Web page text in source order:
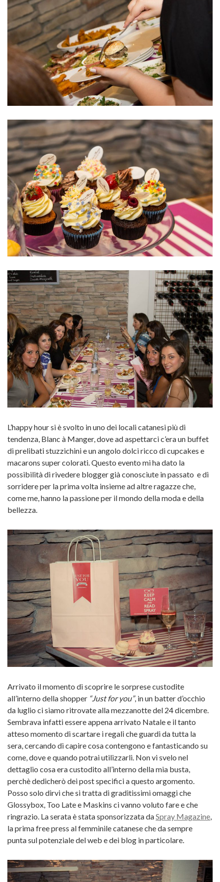
L’happy hour si è svolto in uno dei locali catanesi più di
tendenza, Blanc à Manger, dove ad aspettarci c’era un buffet
di prelibati stuzzichini e un angolo dolci ricco di cupcakes e
macarons super colorati. Questo evento mi ha dato la
possibilità di rivedere blogger già conosciute in passato e di
sorridere per la prima volta insieme ad altre ragazze che,
come me, hanno la passione per il mondo della moda e della
bellezza.
Arrivato il momento di scoprire le sorprese custodite
all’interno della shopper “Just for you”, in un batter d’occhio
da luglio ci siamo ritrovate alla mezzanotte del 24 dicembre.
Sembrava infatti essere appena arrivato Natale e il tanto
atteso momento di scartare i regali che guardi da tutta la
sera, cercando di capire cosa contengono e fantasticando su
come, dove e quando potrai utilizzarli. Non vi svelo nel
dettaglio cosa era custodito all’interno della mia busta,
perchè dedicherò dei post specifici a questo argomento.
Posso solo dirvi che si tratta di graditissimi omaggi che
Glossybox, Too Late e Maskins ci vanno voluto fare e che
ringrazio. La serata è stata sponsorizzata daSpray Magazine
la prima free press al femminile catanese che da sempre
punta sul potenziale del web e dei blog in particolare.